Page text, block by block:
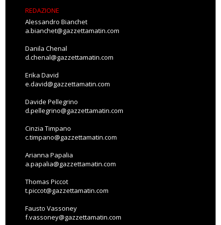
REDAZIONE
Alessandro Bianchet
a.bianchet@gazzettamatin.com
Danila Chenal
d.chenal@gazzettamatin.com
Erika David
e.david@gazzettamatin.com
Davide Pellegrino
d.pellegrino@gazzettamatin.com
Cinzia Timpano
c.timpano@gazzettamatin.com
Arianna Papalia
a.papalia@gazzettamatin.com
Thomas Piccot
t.piccot@gazzettamatin.com
Fausto Vassoney
f.vassoney@gazzettamatin.com